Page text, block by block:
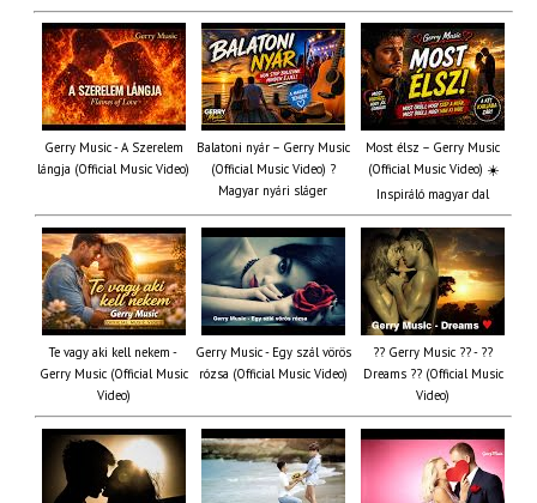
Gerry Music - A Szerelem
lángja (Official Music Video)
Balatoni nyár – Gerry Music
(Official Music Video) ?
Magyar nyári sláger
Most élsz – Gerry Music
(Official Music Video) ☀️
Inspiráló magyar dal
Te vagy aki kell nekem -
Gerry Music (Official Music
Video)
Gerry Music - Egy szál vörös
rózsa (Official Music Video)
?? Gerry Music ?? - ??
Dreams ?? (Official Music
Video)